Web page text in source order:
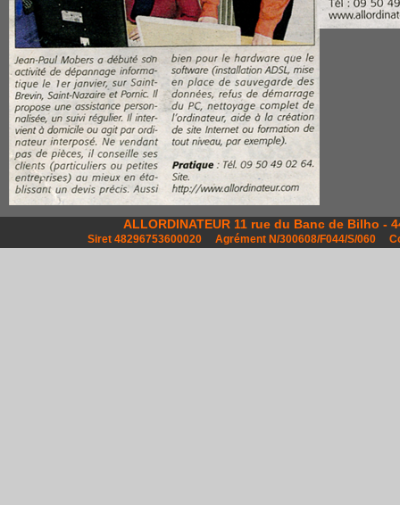
ALLORDINATEUR 11 rue du Banc de Bilho -
Siret 48296753600020 Agrément N/300608/F044/S/060